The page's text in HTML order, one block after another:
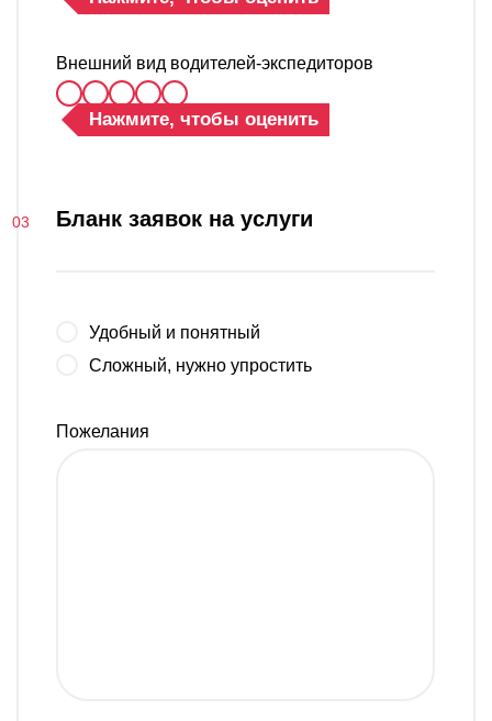
Внешний вид водителей-экспедиторов
Нажмите, чтобы оценить
Бланк заявок на услуги
Удобный и понятный
Сложный, нужно упростить
Пожелания